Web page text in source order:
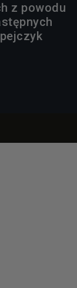
z powodu